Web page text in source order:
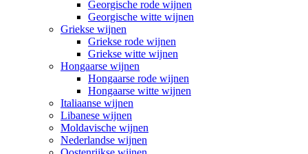
Georgische rode wijnen
Georgische witte wijnen
Griekse wijnen
Griekse rode wijnen
Griekse witte wijnen
Hongaarse wijnen
Hongaarse rode wijnen
Hongaarse witte wijnen
Italiaanse wijnen
Libanese wijnen
Moldavische wijnen
Nederlandse wijnen